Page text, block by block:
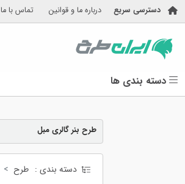
دسترسی سریع درباره ما و قوانین تماس با ما
دسته بندی ها
طرح بنر گالری مبل
دسته بندی : طرح